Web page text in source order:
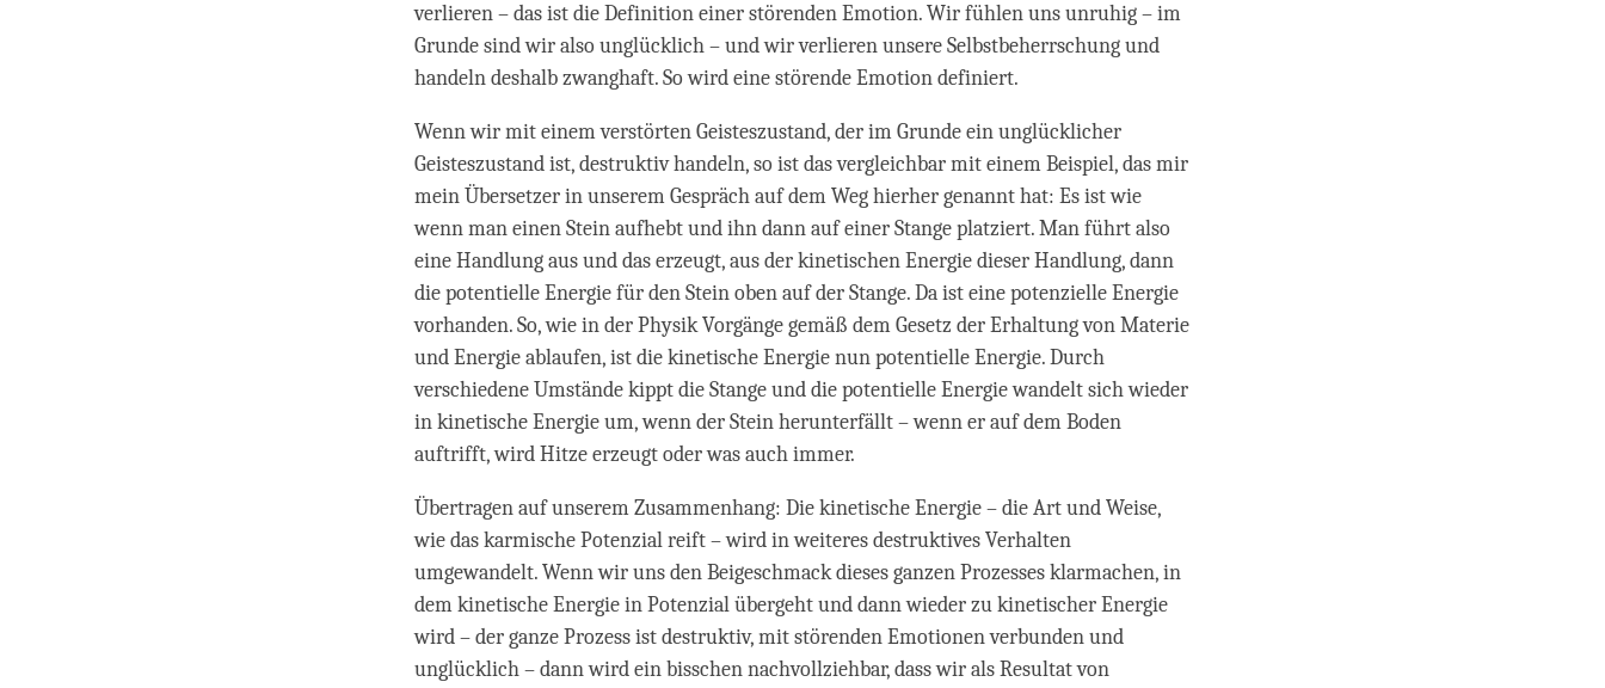
verlieren – das ist die Definition einer störenden Emotion. Wir fühlen uns unruhig – im
Grunde sind wir also unglücklich – und wir verlieren unsere Selbstbeherrschung und
handeln deshalb zwanghaft. So wird eine störende Emotion definiert.
Wenn wir mit einem verstörten Geisteszustand, der im Grunde ein unglücklicher
Geisteszustand ist, destruktiv handeln, so ist das vergleichbar mit einem Beispiel, das mir
mein Übersetzer in unserem Gespräch auf dem Weg hierher genannt hat: Es ist wie
wenn man einen Stein aufhebt und ihn dann auf einer Stange platziert. Man führt also
eine Handlung aus und das erzeugt, aus der kinetischen Energie dieser Handlung, dann
die potentielle Energie für den Stein oben auf der Stange. Da ist eine potenzielle Energie
vorhanden. So, wie in der Physik Vorgänge gemäß dem Gesetz der Erhaltung von Materie
und Energie ablaufen, ist die kinetische Energie nun potentielle Energie. Durch
verschiedene Umstände kippt die Stange und die potentielle Energie wandelt sich wieder
in kinetische Energie um, wenn der Stein herunterfällt – wenn er auf dem Boden
auftrifft, wird Hitze erzeugt oder was auch immer.
Übertragen auf unserem Zusammenhang: Die kinetische Energie – die Art und Weise,
wie das karmische Potenzial reift – wird in weiteres destruktives Verhalten
umgewandelt. Wenn wir uns den Beigeschmack dieses ganzen Prozesses klarmachen, in
dem kinetische Energie in Potenzial übergeht und dann wieder zu kinetischer Energie
wird – der ganze Prozess ist destruktiv, mit störenden Emotionen verbunden und
unglücklich – dann wird ein bisschen nachvollziehbar, dass wir als Resultat von